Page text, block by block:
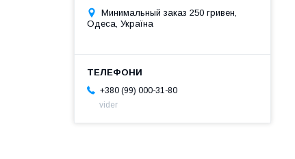
Минимальный заказ 250 гривен,
Одеса, Україна
+380 (99) 000-31-80
vider